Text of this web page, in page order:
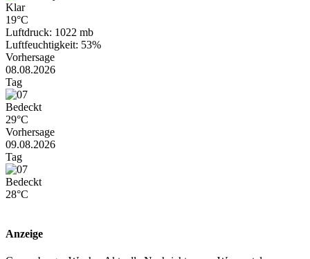
Klar
19°C
Luftdruck: 1022 mb
Luftfeuchtigkeit: 53%
Vorhersage
08.08.2026
Tag
Bedeckt
29°C
Vorhersage
09.08.2026
Tag
Bedeckt
28°C
Anzeige